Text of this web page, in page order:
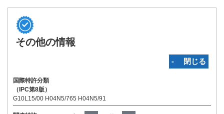
その他の情報
‐ 閉じる
国際特許分類
（IPC第8版）
G10L15/00 H04N5/765 H04N5/91